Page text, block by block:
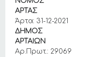
ΑΡΤΑΣ
Άρτα: 31-12-2021
ΔΗΜΟΣ
ΑΡΤΑΙΩΝ
Αρ.Πρωτ.: 29069